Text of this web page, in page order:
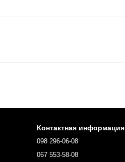
Контактная информация
098 296-06-08
067 553-58-08